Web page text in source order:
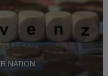
NATION